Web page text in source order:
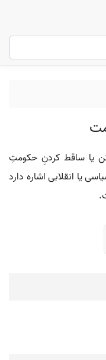
یا ساقط کردنِ حکومتِ
یا انقلابی اشاره دارد